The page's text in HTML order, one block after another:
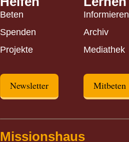
Beten
Spenden
Projekte
Newsletter
Informieren
Archiv
Mediathek
Mitbeten
Missionshaus